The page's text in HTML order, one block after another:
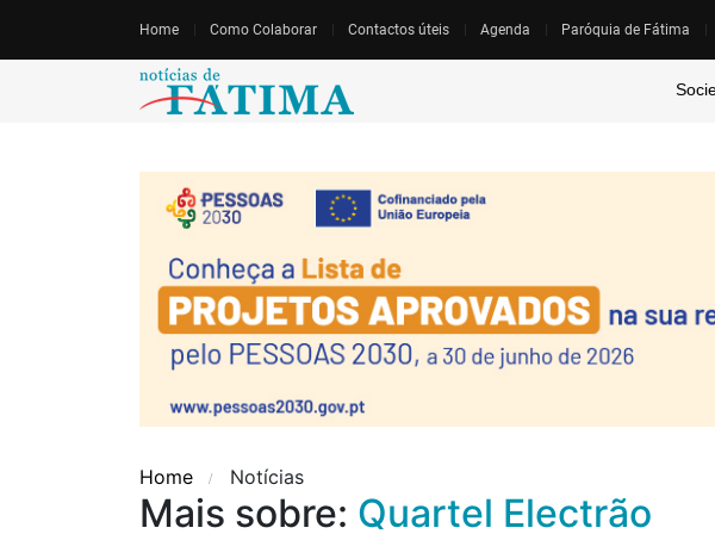
Home Como Colaborar Contactos úteis Agenda Paróquia de Fátima
Home Notícias
Mais sobre: Quartel Electrão